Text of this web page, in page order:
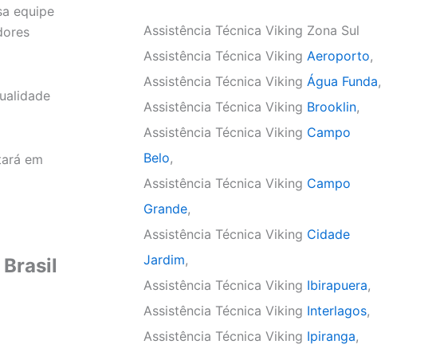
equipe
em
Assistência Técnica Viking Zona Sul
Assistência Técnica Viking Aeroporto,
Assistência Técnica Viking Água Funda,
Assistência Técnica Viking Brooklin,
Assistência Técnica Viking Campo
Belo,
Assistência Técnica Viking Campo
Grande,
Assistência Técnica Viking Cidade
Jardim,
Assistência Técnica Viking Ibirapuera,
Assistência Técnica Viking Interlagos,
Assistência Técnica Viking Ipiranga,